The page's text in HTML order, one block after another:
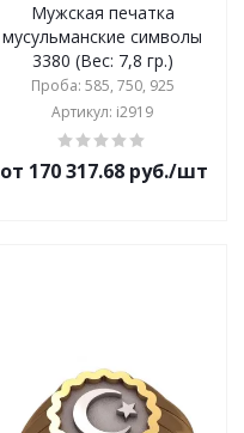
Мужская печатка
мусульманские символы
3380 (Вес: 7,8 гр.)
Проба: 585, 750, 925
Артикул: i2919
от 170 317.68 руб./шт